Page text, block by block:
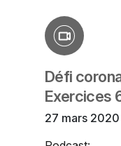
Défi
Exercices
27 mars 2020